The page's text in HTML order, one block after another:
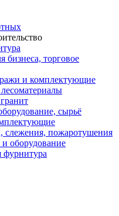
бизнеса, торговое
и комплектующие
сырьё
слежения, пожаротушения
оборудование